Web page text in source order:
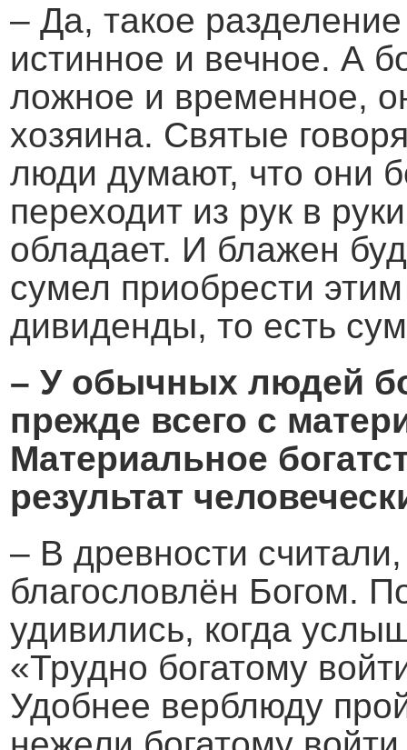
– Да, такое
истинное и вечное. А
ложное и временное,
хозяина. Святые
люди думают, что они
переходит из рук в
обладает. И блажен
сумел приобрести
дивиденды, то есть
– У обычных людей
прежде всего с
Материальное
результат
– В древности
благословлён Богом.
удивились, когда
«Трудно богатому
Удобнее верблюду